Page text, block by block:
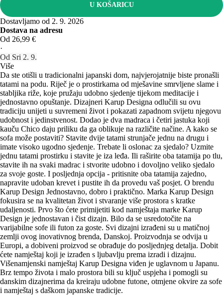
U KOŠARICU
Dostavljamo od 2. 9. 2026
Dostava na adresu
Od 26,99 €
·
Od Sri 2. 9.
Više
Da ste otišli u tradicionalni japanski dom, najvjerojatnije biste pronašli
tatami na podu. Riječ je o prostirkama od mješavine smrvljene slame i
stabljika riže, koje pružaju udobno sjedenje tijekom meditacije i
jednostavno opuštanje. Dizajneri Karup Designa odlučili su ovu
tradiciju unijeti u suvremeni život i pokazati zapadnom svijetu njegovu
udobnost i jedinstvenost. Dodao je dva madraca i četiri jastuka koji
kauču Chico daju priliku da ga oblikuje na različite načine. A kako se
sofa može postaviti? Stavite dvije tatami strunjače jednu na drugu i
imate visoko ugodno sjedenje. Trebate li oslonac za sjedalo? Uzmite
jednu tatami prostirku i stavite je iza leđa. Ili raširite oba tatamija po tlu,
stavite ih na svaki madrac i stvorite udobno i dovoljno veliko sjedalo
za svoje goste. I posljednja opcija - pritisnite oba tatamija zajedno,
napravite udoban krevet i pustite ih da provedu vaš posjet. O brendu
Karup Design Jednostavno, dobro i praktično. Marka Karup Design
fokusira se na kvalitetan život i stvaranje više prostora s kratke
udaljenosti. Prvo što ćete primijetiti kod namještaja marke Karup
Design je jednostavan i čist dizajn. Bilo da se usredotočite na
varijabilne sofe ili futon za goste. Svi dizajni izrađeni su u matičnoj
zemlji ovog inovativnog brenda, Danskoj. Proizvodnja se odvija u
Europi, a dobiveni proizvod se obrađuje do posljednjeg detalja. Dobit
ćete namještaj koji je izrađen s ljubavlju prema izradi i dizajnu.
Višenamjenski namještaj Karup Designa viđen je uglavnom u Japanu.
Brz tempo života i malo prostora bili su ključ uspjeha i pomogli su
danskim dizajnerima da kreiraju udobne futone, otmjene okvire za sofe
i namještaj s daškom japanske tradicije.